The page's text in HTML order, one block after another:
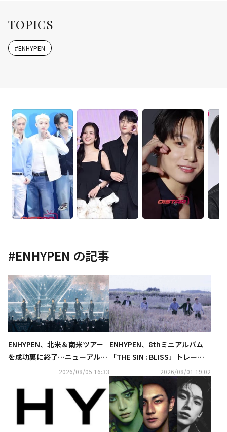
TOPICS
#ENHYPEN
#ENHYPEN の記事
ENHYPEN、北米＆南米ツアー
を成功裏に終了…ニューアルバ
ムにも期待「すぐにまた会お
2026/08/05 16:33
ENHYPEN、8thミニアルバム
「THE SIN : BLISS」トレーラ
2026/08/01 19:02